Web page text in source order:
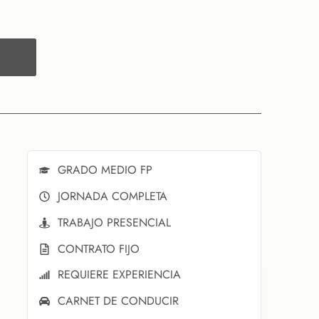
GRADO MEDIO FP
JORNADA COMPLETA
TRABAJO PRESENCIAL
CONTRATO FIJO
REQUIERE EXPERIENCIA
CARNET DE CONDUCIR